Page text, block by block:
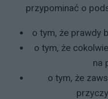
przypominać o
o tym, że prawdy
o tym, że
na
o tym, że